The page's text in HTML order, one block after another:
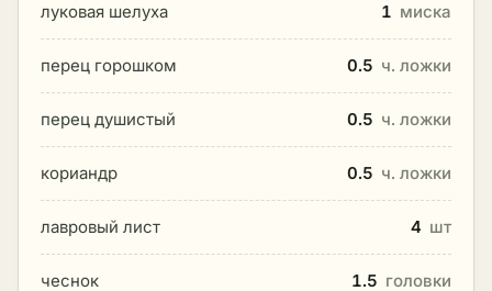
луковая шелуха 1 миска
перец горошком 0.5 ч. ложки
перец душистый 0.5 ч. ложки
кориандр 0.5 ч. ложки
лавровый лист 4 шт
чеснок 1.5 головки